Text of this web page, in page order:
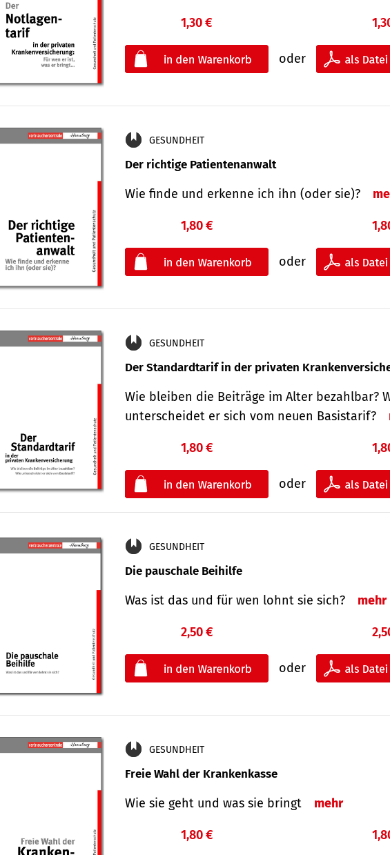
1,30 €
oder
GESUNDHEIT
Der richtige Patientenanwalt
Wie finde und erkenne ich ihn (oder sie)?
1,80 €
oder
GESUNDHEIT
Der Standard­tarif in der privaten
Wie bleiben die Beiträge im Alter bezahlbar?
unterscheidet er sich vom neuen Basistarif?
1,80 €
oder
GESUNDHEIT
Die pauschale Beihilfe
Was ist das und für wen lohnt sie sich? mehr
2,50 €
oder
GESUNDHEIT
Freie Wahl der Krankenkasse
Wie sie geht und was sie bringt mehr
1,80 €